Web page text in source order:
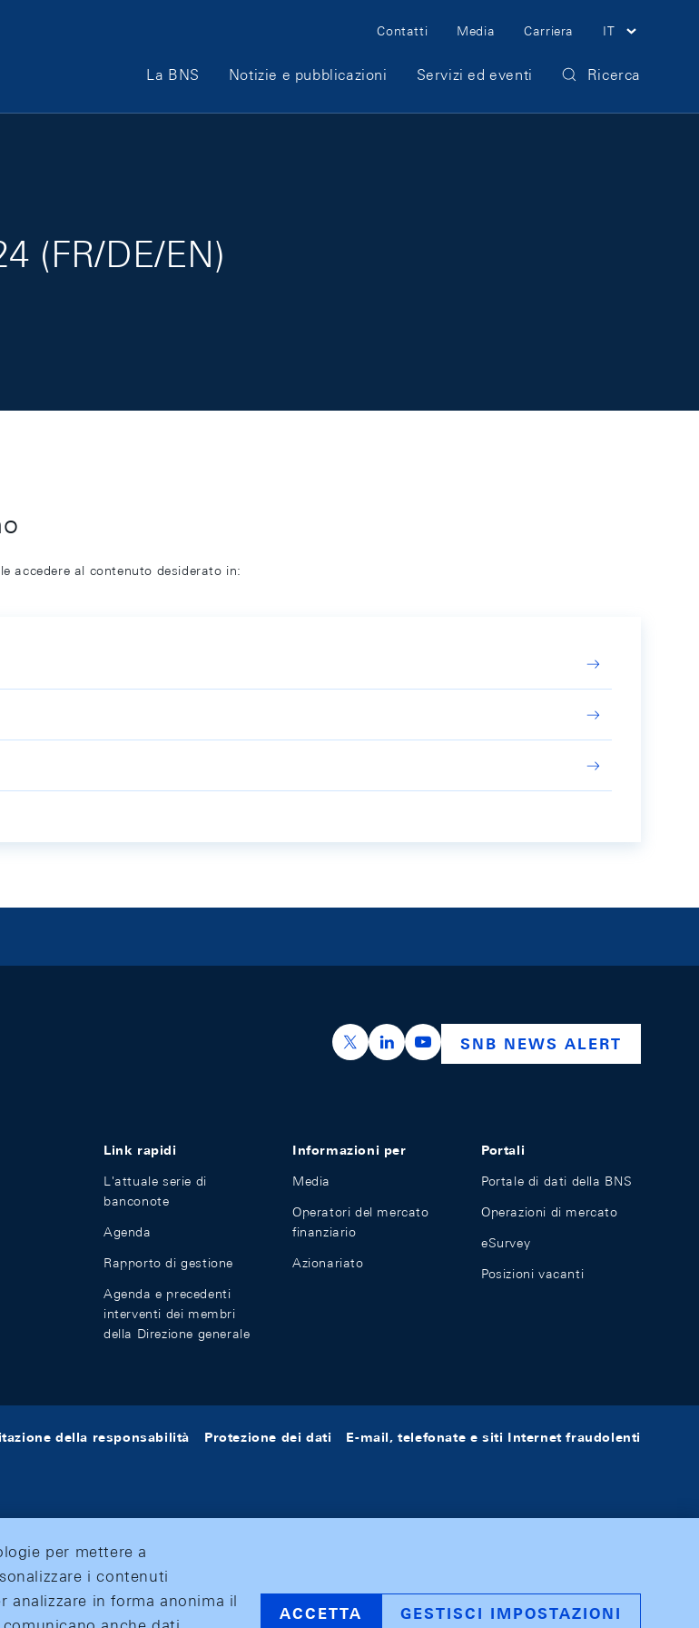
Meta Navigation
Contatti Media Carriera IT
Main Navigation
La BNS Notizie e pubblicazioni Servizi ed eventi Ricerca
(FR/DE/EN)
accedere al contenuto desiderato in:
https://x.com/snb_bns
https://ch.linkedin.com/company/swiss-
https://www.youtube.com/
SNB NEWS ALERT
Link rapidi
L'attuale serie di
banconote
Agenda
Rapporto di gestione
Agenda e precedenti
interventi dei membri
della Direzione generale
Informazioni per
Media
Operatori del mercato
finanziario
Azionariato
Portali
Portale di dati della BNS
Operazioni di mercato
eSurvey
Posizioni vacanti
della responsabilità Protezione dei dati E-mail, telefonate e siti Internet fraudolenti
per mettere a
i contenuti
analizzare in forma anonima il
ACCETTA GESTISCI IMPOSTAZIONI